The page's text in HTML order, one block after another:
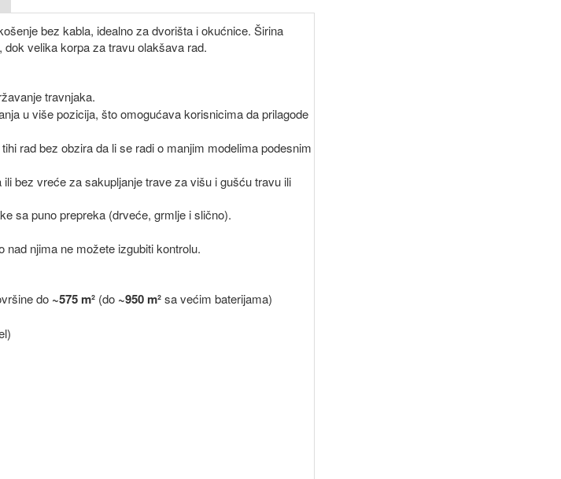
bez kabla, idealno za dvorišta i okućnice. Širina
velika korpa za travu olakšava rad.
travnjaka.
u više pozicija, što omogućava korisnicima da prilagode
rad bez obzira da li se radi o manjim modelima podesnim
bez vreće za sakupljanje trave za višu i gušću travu ili
sa puno prepreka (drveće, grmlje i slično).
njima ne možete izgubiti kontrolu.
do ~575 m² (do ~950 m²sa većim baterijama)